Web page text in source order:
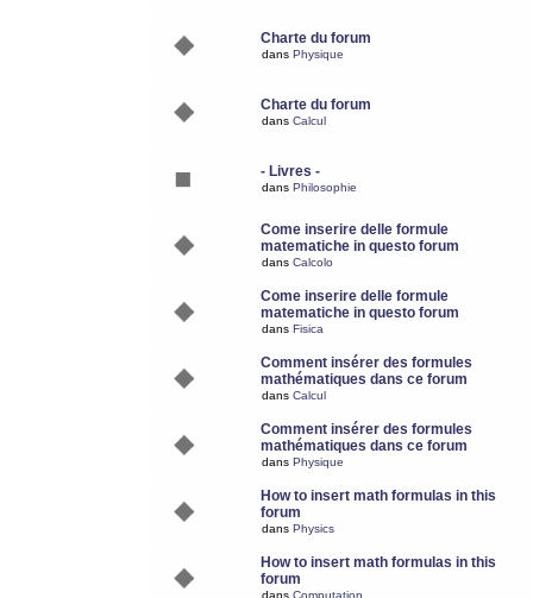
Charte du forum
dans Physique
Charte du forum
dans Calcul
- Livres -
dans Philosophie
Come inserire delle formule
matematiche in questo forum
dans Calcolo
Come inserire delle formule
matematiche in questo forum
dans Fisica
Comment insérer des formules
mathématiques dans ce forum
dans Calcul
Comment insérer des formules
mathématiques dans ce forum
dans Physique
How to insert math formulas in this
forum
dans Physics
How to insert math formulas in this
forum
dans Computation